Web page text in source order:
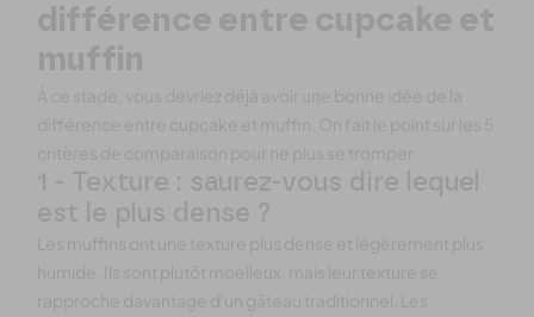
différence entre cupcake et
muffin
À ce stade, vous devriez déjà avoir une bonne idée de la
différence entre cupcake et muffin. On fait le point sur les 5
critères de comparaison pour ne plus se tromper.
1 - Texture : saurez-vous dire lequel
est le plus dense ?
Les muffins ont une texture plus dense et légèrement plus
humide. Ils sont plutôt moelleux, mais leur texture se
rapproche davantage d'un gâteau traditionnel. Les